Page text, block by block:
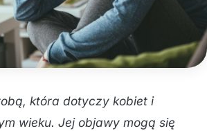
która dotyczy kobiet i
wieku. Jej objawy mogą się